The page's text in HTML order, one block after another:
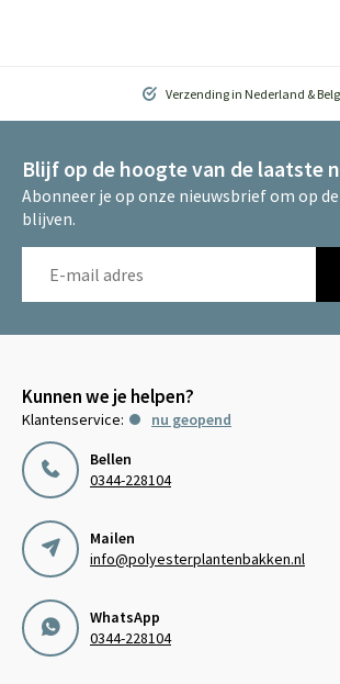
Verzending in Nederland &
Blijf op de hoogte van de laatste
Abonneer je op onze nieuwsbrief om op
blijven.
Kunnen we je helpen?
Klantenservice:
nu geopend
Bellen
0344-228104
Mailen
info@polyesterplantenbakken.nl
WhatsApp
0344-228104